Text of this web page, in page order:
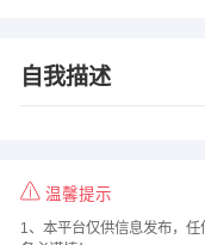
自我描述
温馨提示
1、本平台仅供信息发布，